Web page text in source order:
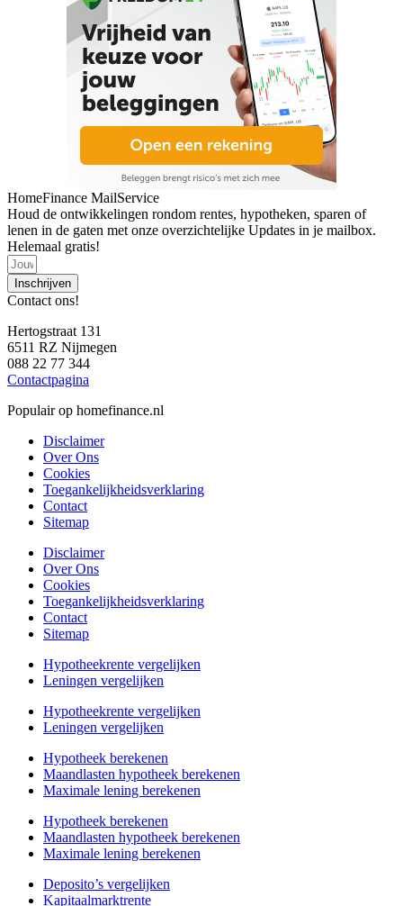
HomeFinance MailService
Houd de ontwikkelingen rondom rentes, hypotheken, sparen of
lenen in de gaten met onze overzichtelijke Updates in je mailbox.
Helemaal gratis!
Inschrijven
Contact ons!
Hertogstraat 131
6511 RZ Nijmegen
088 22 77 344
Contactpagina
Populair op homefinance.nl
Disclaimer
Over Ons
Cookies
Toegankelijkheidsverklaring
Contact
Sitemap
Disclaimer
Over Ons
Cookies
Toegankelijkheidsverklaring
Contact
Sitemap
Hypotheekrente vergelijken
Leningen vergelijken
Hypotheekrente vergelijken
Leningen vergelijken
Hypotheek berekenen
Maandlasten hypotheek berekenen
Maximale lening berekenen
Hypotheek berekenen
Maandlasten hypotheek berekenen
Maximale lening berekenen
Deposito’s vergelijken
Kapitaalmarktrente